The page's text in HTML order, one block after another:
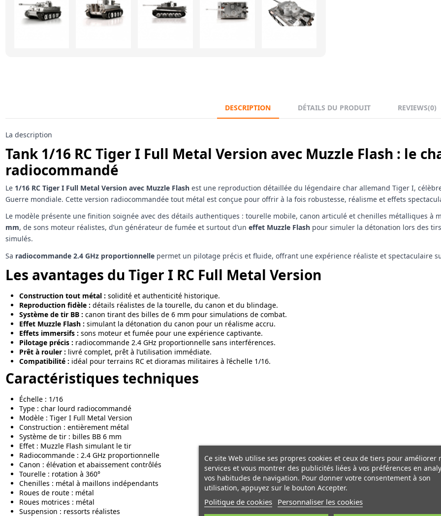
DESCRIPTION DÉTAILS DU PRODUIT REVIEWS(0)
La description
Tank 1/16 RC Tiger I Full Metal Version avec Muzzle Flash : le
radiocommandé
Le 1/16 RC Tiger I Full Metal Version avec Muzzle Flashest une reproduction détaillée du légendaire char allemand Tiger I,
Guerre mondiale. Cette version radiocommandée tout métal est conçue pour offrir à la fois robustesse, réalisme et effets
Le modèle présente une finition soignée avec des détails authentiques : tourelle mobile, canon articulé et chenilles métalliques à
mm, de sons moteur réalistes, d’un générateur de fumée et surtout d’un effet Muzzle Flashpour simuler la détonation lors des
simulés.
Sa radiocommande 2.4 GHz proportionnellepermet un pilotage précis et fluide, offrant une expérience réaliste et spectaculaire
Les avantages du Tiger I RC Full Metal Version
Construction tout métal : solidité et authenticité historique.
Reproduction fidèle : détails réalistes de la tourelle, du canon et du blindage.
Système de tir BB : canon tirant des billes de 6 mm pour simulations de combat.
Effet Muzzle Flash : simulant la détonation du canon pour un réalisme accru.
Effets immersifs : sons moteur et fumée pour une expérience captivante.
Pilotage précis : radiocommande 2.4 GHz proportionnelle sans interférences.
Prêt à rouler : livré complet, prêt à l’utilisation immédiate.
Compatibilité : idéal pour terrains RC et dioramas militaires à l’échelle 1/16.
Caractéristiques techniques
Échelle : 1/16
Type : char lourd radiocommandé
Modèle : Tiger I Full Metal Version
Construction : entièrement métal
Système de tir : billes BB 6 mm
Effet : Muzzle Flash simulant le tir
Radiocommande : 2.4 GHz proportionnelle
Canon : élévation et abaissement contrôlés
Tourelle : rotation à 360°
Chenilles : métal à maillons indépendants
Roues de route : métal
Roues motrices : métal
Suspension : ressorts réalistes
Ce site Web utilise ses propres cookies et ceux de tiers pour améliorer
services et vous montrer des publicités liées à vos préférences en
vos habitudes de navigation. Pour donner votre consentement à son
utilisation, appuyez sur le bouton Accepter.
Politique de cookies Personnaliser les cookies